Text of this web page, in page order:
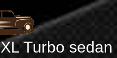
Turbo sedan